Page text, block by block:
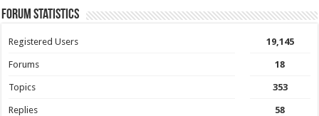
Forum Statistics
Registered Users 19,145
Forums 18
Topics 353
Replies 58